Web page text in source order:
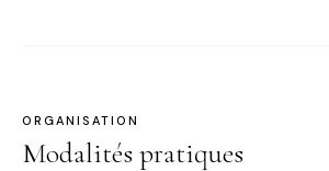
ORGANISATION
Modalités pratiques